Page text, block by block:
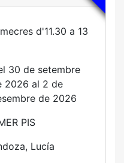
d'11.30 a 13
30 de setembre
2026 al 2 de
de 2026
PIS
Lucía